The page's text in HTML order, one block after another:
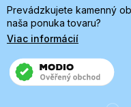
Prevádzkujete kamenný
naša ponuka tovaru?
Viac informácií